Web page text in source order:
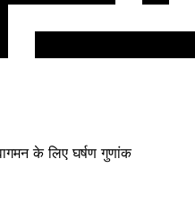
के लिए घर्षण गुणांक